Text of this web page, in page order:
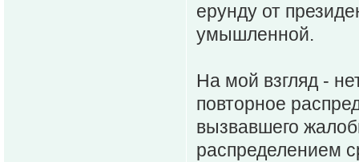
ерунду от
умышленной.
На мой взгляд -
повторное
вызвавшего
распределением